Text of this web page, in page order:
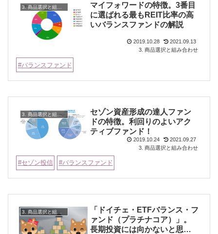
マイフォワードの特徴。3番目
に選ばれる最もREIT比率の高
いバランスファンドの解説
2019.10.28
2021.09.13
3. 商品選択と組み合わせ
バランスファンド
3. 商品選択と組み合わせ
セゾン資産形成の達人ファン
ドの特徴。利回りのよいアク
ティブファンド！
2019.10.24
2021.09.27
3. 商品選択と組み合わせ
セゾン投信 バランスファンド
3. 商品選択と組み合わせ
「ドイチェ・ETFバランス・フ
ァンド（プラチナコア）」。
長期投資には向かないと思い